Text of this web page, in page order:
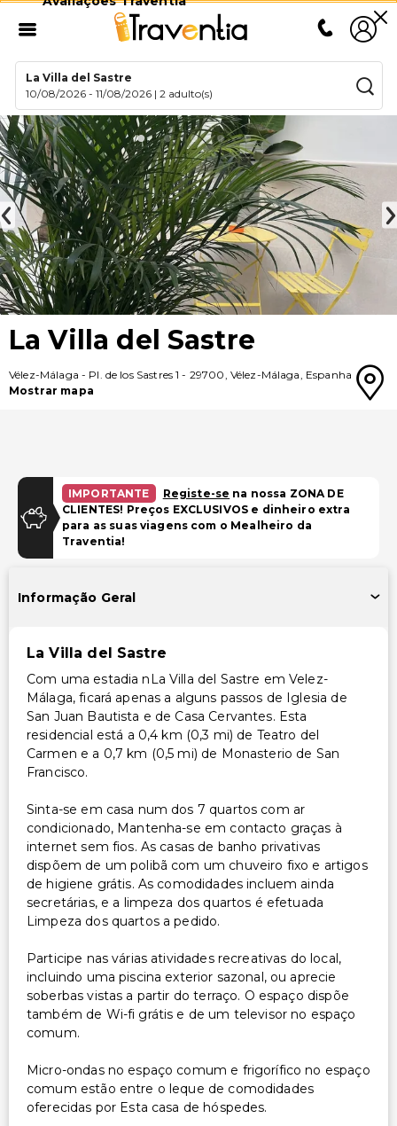
La Villa del Sastre
10/08/2026 -11/08/2026 |2 adulto(s)
La Villa del Sastre
Vélez-Málaga - Pl. de los Sastres 1 - 29700, Vélez-Málaga, Espanha
Mostrar mapa
IMPORTANTE Registe-se na nossa ZONA DE
CLIENTES! Preços EXCLUSIVOS e dinheiro extra
para as suas viagens com o Mealheiro da
Traventia!
Informação Geral
La Villa del Sastre
Com uma estadia nLa Villa del Sastre em Velez-
Málaga, ficará apenas a alguns passos de Iglesia de
San Juan Bautista e de Casa Cervantes. Esta
residencial está a 0,4 km (0,3 mi) de Teatro del
Carmen e a 0,7 km (0,5 mi) de Monasterio de San
Francisco.
Sinta-se em casa num dos 7 quartos com ar
condicionado, Mantenha-se em contacto graças à
internet sem fios. As casas de banho privativas
dispõem de um polibã com um chuveiro fixo e artigos
de higiene grátis. As comodidades incluem ainda
secretárias, e a limpeza dos quartos é efetuada
Limpeza dos quartos a pedido.
Participe nas várias atividades recreativas do local,
incluindo uma piscina exterior sazonal, ou aprecie
soberbas vistas a partir do terraço. O espaço dispõe
também de Wi-fi grátis e de um televisor no espaço
comum.
Micro-ondas no espaço comum e frigorífico no espaço
comum estão entre o leque de comodidades
oferecidas por Esta casa de hóspedes.